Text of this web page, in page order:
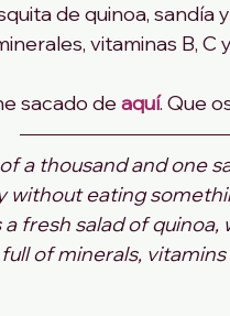
de quinoa,
vitaminas B, C
sacado de aquí. Que
a thousand and one
without eating
a fresh salad of
of minerals,